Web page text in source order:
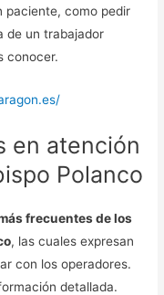
paciente, como pedir
de un trabajador
conocer.
en atención
Polanco
frecuentes de los
, las cuales expresan
con los operadores.
detallada.